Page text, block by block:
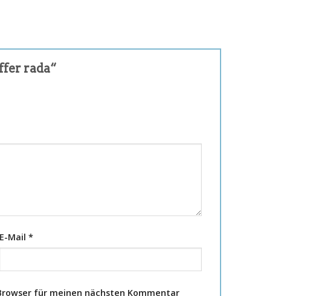
rada“
E-Mail *
für meinen nächsten Kommentar